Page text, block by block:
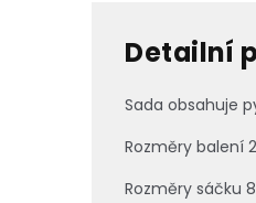
Detailní
Sada obsahuje
Rozměry balení
Rozměry sáčku